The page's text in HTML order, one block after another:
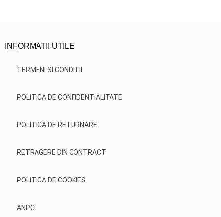
INFORMATII UTILE
TERMENI SI CONDITII
POLITICA DE CONFIDENTIALITATE
POLITICA DE RETURNARE
RETRAGERE DIN CONTRACT
POLITICA DE COOKIES
ANPC